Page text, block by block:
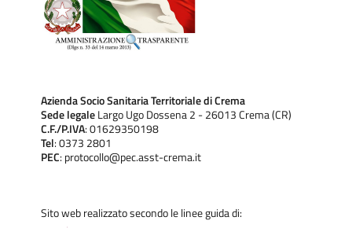
Azienda Socio Sanitaria Territoriale di Crema
Sede legaleLargo Ugo Dossena 2 - 26013 Crema (CR)
C.F./P.IVA: 01629350198
Tel: 0373 2801
PEC: protocollo@pec.asst-crema.it
Sito web realizzato secondo le linee guida di: